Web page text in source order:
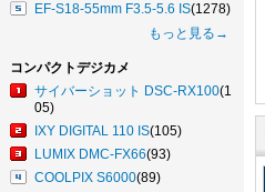
EF-S18-55mm F3.5-5.6 IS(1278)
もっと見る→
コンパクトデジカメ
サイバーショット DSC-RX100(1
05)
IXY DIGITAL 110 IS(105)
LUMIX DMC-FX66(93)
COOLPIX S6000(89)